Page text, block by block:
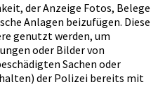
der Anzeige Fotos, Belege
Anlagen beizufügen. Diese
genutzt werden, um
oder Bilder von
Sachen oder
der Polizei bereits mit